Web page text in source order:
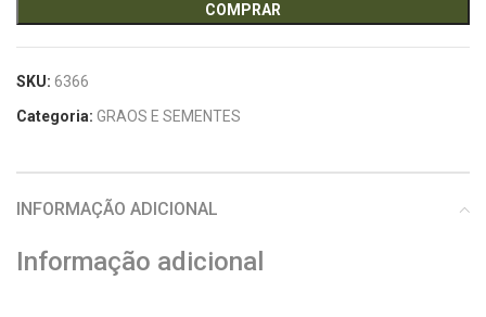
COMPRAR
SKU: 6366
Categoria: GRAOS E SEMENTES
INFORMAÇÃO ADICIONAL
Informação adicional